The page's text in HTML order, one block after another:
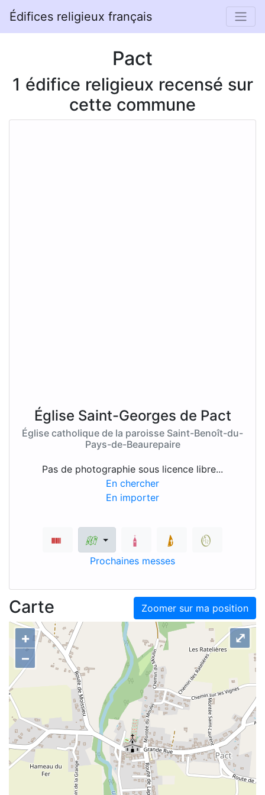
Édifices religieux français
Pact
1 édifice religieux recensé sur
cette commune
Église Saint-Georges de Pact
Église catholique de la paroisse Saint-Benoît-du-
Pays-de-Beaurepaire
Pas de photographie sous licence libre...
En chercher
En importer
Prochaines messes
Zoomer sur ma position
Carte
+
–
⤢